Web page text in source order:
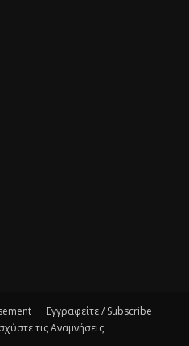
Εγγραφείτε / Subscribe
τις Αναμνήσεις